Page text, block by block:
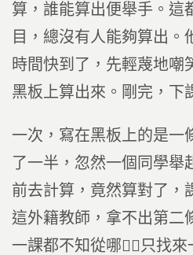
算，誰能算出便舉手。這
目，總沒有人能夠算出。
時間快到了，先輕蔑地嘲
黑板上算出來。剛完，下
一次，寫在黑板上的是一
了一半，忽然一個同學舉
前去計算，竟然算對了，
這外籍教師，拿不出第二
一課都不知從哪，只找